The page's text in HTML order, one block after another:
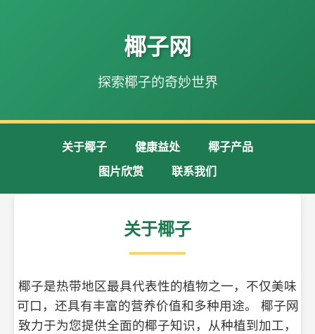
椰子网
探索椰子的奇妙世界
关于椰子 健康益处
椰子产品
图片欣赏
联系我们
关于椰子
椰子是热带地区最具代表性的植物之一，不仅美味
可口，还具有丰富的营养价值和多种用途。 椰子网
致力于为您提供全面的椰子知识，从种植到加工，